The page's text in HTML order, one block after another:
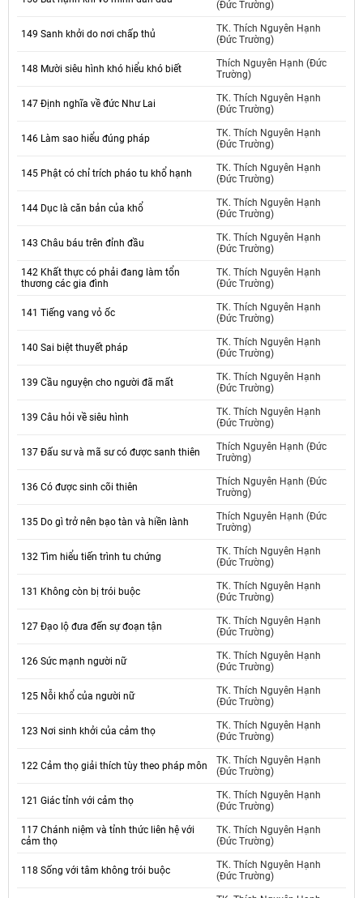
(Đức Trường)
149 Sanh khởi do nơi chấp thủ
TK. Thích Nguyên Hạnh
(Đức Trường)
148 Mười siêu hình khó hiểu khó biết
Thích Nguyên Hạnh (Đức
Trường)
147 Định nghĩa về đức Như Lai
TK. Thích Nguyên Hạnh
(Đức Trường)
146 Làm sao hiểu đúng pháp
TK. Thích Nguyên Hạnh
(Đức Trường)
145 Phật có chỉ trích pháo tu khổ hạnh
TK. Thích Nguyên Hạnh
(Đức Trường)
144 Dục là căn bản của khổ
TK. Thích Nguyên Hạnh
(Đức Trường)
143 Châu báu trên đỉnh đầu
TK. Thích Nguyên Hạnh
(Đức Trường)
142 Khất thực có phải đang làm tổn
thương các gia đình
TK. Thích Nguyên Hạnh
(Đức Trường)
141 Tiếng vang vỏ ốc
TK. Thích Nguyên Hạnh
(Đức Trường)
140 Sai biệt thuyết pháp
TK. Thích Nguyên Hạnh
(Đức Trường)
139 Cầu nguyện cho người đã mất
TK. Thích Nguyên Hạnh
(Đức Trường)
139 Câu hỏi về siêu hình
TK. Thích Nguyên Hạnh
(Đức Trường)
137 Đấu sư và mã sư có được sanh thiên
Thích Nguyên Hạnh (Đức
Trường)
136 Có được sinh cõi thiên
Thích Nguyên Hạnh (Đức
Trường)
135 Do gì trở nên bạo tàn và hiền lành
Thích Nguyên Hạnh (Đức
Trường)
132 Tìm hiểu tiến trình tu chứng
TK. Thích Nguyên Hạnh
(Đức Trường)
131 Không còn bị trói buộc
TK. Thích Nguyên Hạnh
(Đức Trường)
127 Đạo lộ đưa đến sự đoạn tận
TK. Thích Nguyên Hạnh
(Đức Trường)
126 Sức mạnh người nữ
TK. Thích Nguyên Hạnh
(Đức Trường)
125 Nỗi khổ của người nữ
TK. Thích Nguyên Hạnh
(Đức Trường)
123 Nơi sinh khởi của cảm thọ
TK. Thích Nguyên Hạnh
(Đức Trường)
122 Cảm thọ giải thích tùy theo pháp môn
TK. Thích Nguyên Hạnh
(Đức Trường)
121 Giác tỉnh với cảm thọ
TK. Thích Nguyên Hạnh
(Đức Trường)
117 Chánh niệm và tỉnh thức liên hệ với
cảm thọ
TK. Thích Nguyên Hạnh
(Đức Trường)
118 Sống với tâm không trói buộc
TK. Thích Nguyên Hạnh
(Đức Trường)